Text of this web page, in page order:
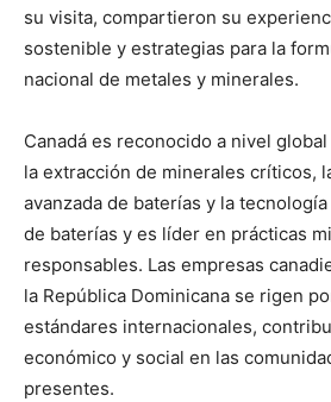
su visita, compartieron su
sostenible y estrategias para la
nacional de metales y minerales.
Canadá es reconocido a nivel
la extracción de minerales críticos,
avanzada de baterías y la
de baterías y es líder en prácticas
responsables. Las empresas
la República Dominicana se rigen
estándares internacionales,
económico y social en las
presentes.